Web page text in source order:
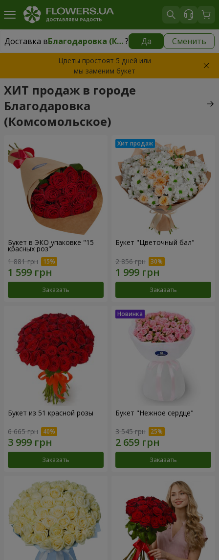
Доставка в Благодаровка (Комсомольское)? Да Сменить
Доставка вБлагодаровка (Комсомольское)|бесплатно
Цветы простоят 5 дней или
мы заменим букет
ХИТ продаж в городе
Благодаровка
(Комсомольское)
Букет в ЭКО упаковке "15
красных роз"
1 881 грн
Заказать
Букет "Цветочный бал"
2 856 грн
Заказать
Букет из 51 красной розы
6 665 грн
Заказать
Букет "Нежное сердце"
3 545 грн
Заказать